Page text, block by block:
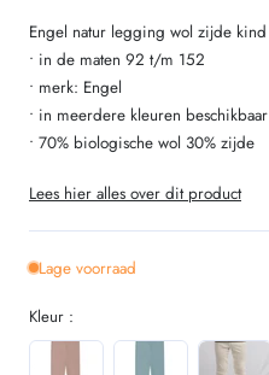
Engel natur legging wol zijde kind
• in de maten 92 t/m 152
• merk: Engel
• in meerdere kleuren beschikbaar
• 70% biologische wol 30% zijde
Lees hier alles over dit product
Lage voorraad
Kleur :